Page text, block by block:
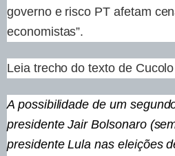
governo e risco PT afetam
economistas”.
Leia trecho do texto de
A possibilidade de um
presidente Jair Bolsonaro
presidente Lula nas eleições